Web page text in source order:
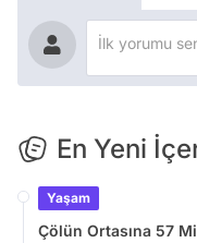
En Yeni
Yaşam
Çölün Ortasına 57